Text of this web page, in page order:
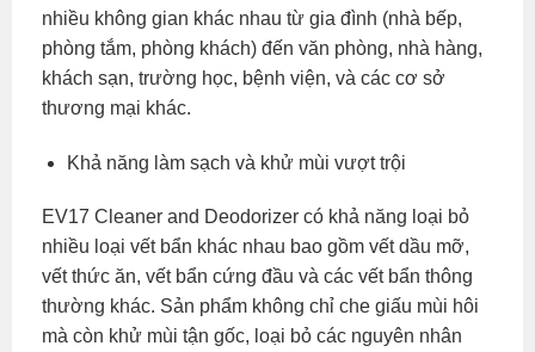
nhiều không gian khác nhau từ gia đình (nhà bếp,
phòng tắm, phòng khách) đến văn phòng, nhà hàng,
khách sạn, trường học, bệnh viện, và các cơ sở
thương mại khác.
Khả năng làm sạch và khử mùi vượt trội
EV17 Cleaner and Deodorizer có khả năng loại bỏ
nhiều loại vết bẩn khác nhau bao gồm vết dầu mỡ,
vết thức ăn, vết bẩn cứng đầu và các vết bẩn thông
thường khác. Sản phẩm không chỉ che giấu mùi hôi
mà còn khử mùi tận gốc, loại bỏ các nguyên nhân